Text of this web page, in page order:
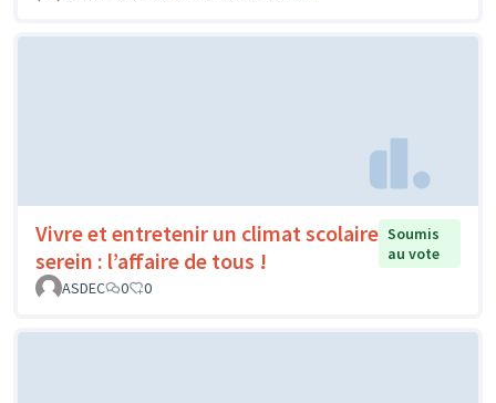
Vivre et entretenir un climat scolaire
serein : l’affaire de tous !
Soumis
au vote
ASDEC
0 0